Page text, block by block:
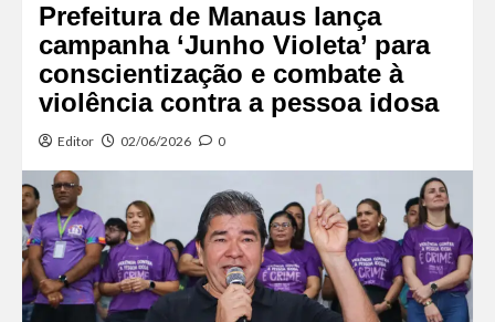
Prefeitura de Manaus lança
campanha ‘Junho Violeta’ para
conscientização e combate à
violência contra a pessoa idosa
Editor 02/06/2026 0